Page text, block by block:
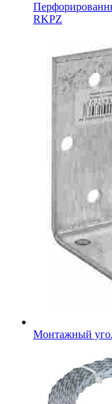
RKPZ
Монтажный